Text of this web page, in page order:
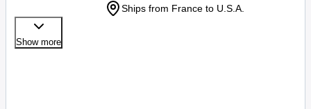
Ships from France to U.S.A.
Show more